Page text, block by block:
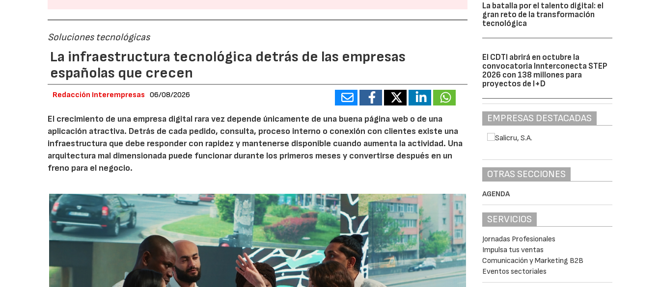
Soluciones tecnológicas
La infraestructura tecnológica detrás de las empresas
españolas que crecen
Redacción Interempresas 06/08/2026
El crecimiento de una empresa digital rara vez depende únicamente de una buena página web o de una
aplicación atractiva. Detrás de cada pedido, consulta, proceso interno o conexión con clientes existe una
infraestructura que debe responder con rapidez y mantenerse disponible cuando aumenta la actividad. Una
arquitectura mal dimensionada puede funcionar durante los primeros meses y convertirse después en un
freno para el negocio.
La batalla por el talento digital: el
gran reto de la transformación
tecnológica
El CDTI abrirá en octubre la
convocatoria Innterconecta STEP
2026 con 138 millones para
proyectos de I+D
EMPRESAS DESTACADAS
OTRAS SECCIONES
AGENDA
SERVICIOS
Jornadas Profesionales
Impulsa tus ventas
Comunicación y Marketing B2B
Eventos sectoriales